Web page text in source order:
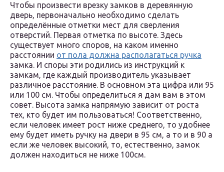
Чтобы произвести врезку замков в деревянную
дверь, первоначально необходимо сделать
определённые отметки мест для сверления
отверстий. Первая отметка по высоте. Здесь
существует много споров, на каком именно
расстоянии от пола должна располагаться ручка
замка. И споры эти родились из инструкций к
замкам, где каждый производитель указывает
различное расстояние. В основном эта цифра или 95
или 100 см. Чтобы определиться я дам вам в этом
совет. Высота замка напрямую зависит от роста
тех, кто будет им пользоваться! Соответственно,
если человек имеет рост ниже среднего, то удобнее
ему будет иметь ручку на двери в 95 см, а то и в 90 а
если же человек высокий, то, естественно, замок
должен находиться не ниже 100см.